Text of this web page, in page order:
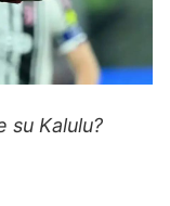
su Kalulu?